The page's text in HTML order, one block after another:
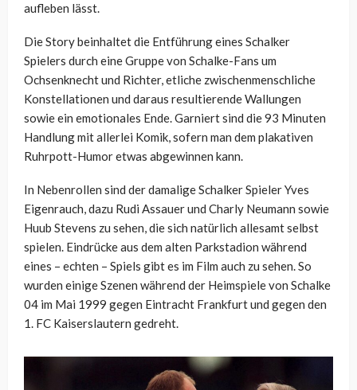
aufleben lässt.
Die Story beinhaltet die Entführung eines Schalker
Spielers durch eine Gruppe von Schalke-Fans um
Ochsenknecht und Richter, etliche zwischenmenschliche
Konstellationen und daraus resultierende Wallungen
sowie ein emotionales Ende. Garniert sind die 93 Minuten
Handlung mit allerlei Komik, sofern man dem plakativen
Ruhrpott-Humor etwas abgewinnen kann.
In Nebenrollen sind der damalige Schalker Spieler Yves
Eigenrauch, dazu Rudi Assauer und Charly Neumann sowie
Huub Stevens zu sehen, die sich natürlich allesamt selbst
spielen. Eindrücke aus dem alten Parkstadion während
eines – echten – Spiels gibt es im Film auch zu sehen. So
wurden einige Szenen während der Heimspiele von Schalke
04 im Mai 1999 gegen Eintracht Frankfurt und gegen den
1. FC Kaiserslautern gedreht.